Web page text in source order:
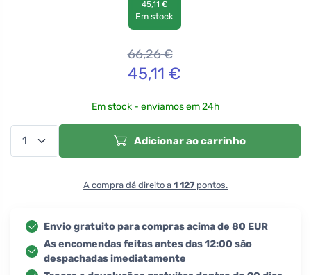
45,11 €
Em stock
66,26€
45,11 €
Em stock - enviamos em 24h
Adicionar ao carrinho
A compra dá direito a 1 127 pontos.
Envio gratuito para compras acima de 80 EUR
As encomendas feitas antes das 12:00 são
despachadas imediatamente